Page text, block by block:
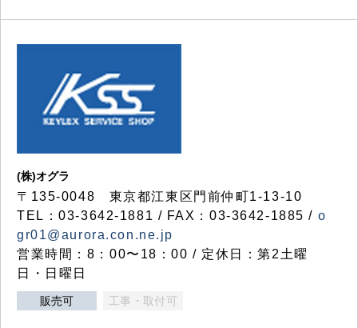
(株)オグラ
〒135-0048 東京都江東区門前仲町1-13-10
TEL：03-3642-1881 / FAX：03-3642-1885 / o
gr01@aurora.con.ne.jp
営業時間：8：00〜18：00 / 定休日：第2土曜
日・日曜日
販売可 工事・取付可